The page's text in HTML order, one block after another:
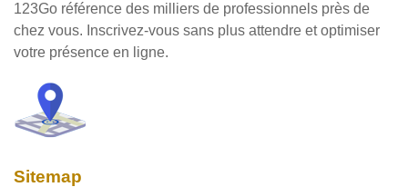
123Go référence des milliers de professionnels près de
chez vous. Inscrivez-vous sans plus attendre et optimiser
votre présence en ligne.
Sitemap